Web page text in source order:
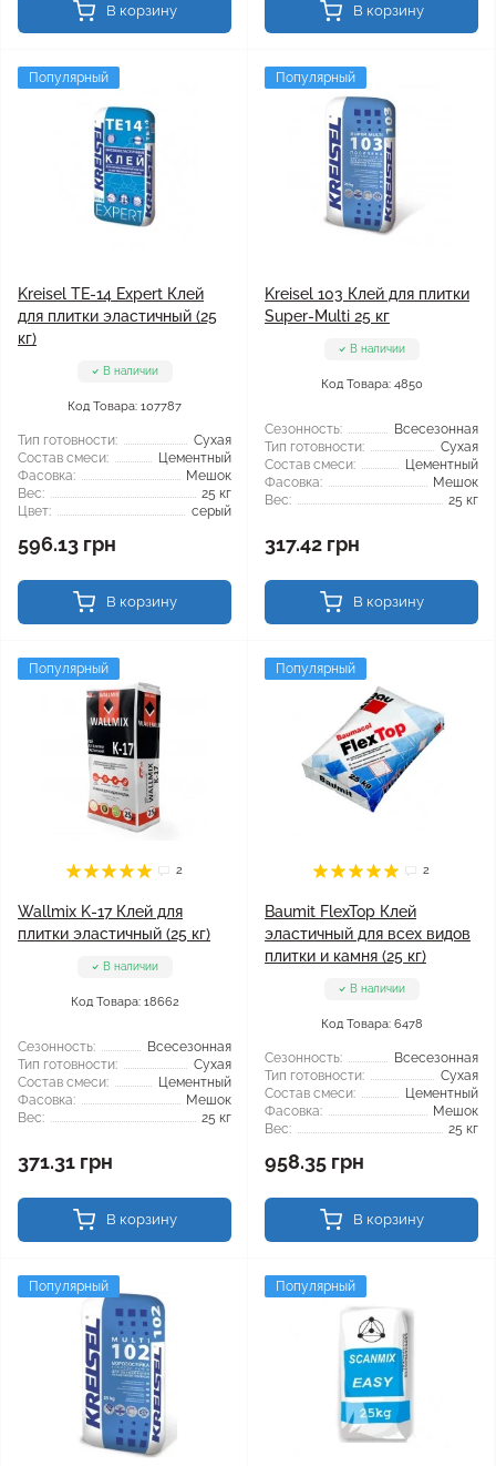
В корзину В корзину
Популярный
Kreisel TE-14 Expert Клей
для плитки эластичный (25
кг)
В наличии
Код Товара: 107787
Тип готовности:
Сухая
Состав смеси:
Цементный
Фасовка:
Мешок
Вес:
25 кг
Цвет:
серый
596.13 грн
В корзину
Популярный
Kreisel 103 Клей для плитки
Super-Multi 25 кг
В наличии
Код Товара: 4850
Сезонность:
Всесезонная
Тип готовности:
Сухая
Состав смеси:
Цементный
Фасовка:
Мешок
Вес:
25 кг
317.42 грн
В корзину
Популярный
2
Wallmix K-17 Клей для
плитки эластичный (25 кг)
В наличии
Код Товара: 18662
Сезонность:
Всесезонная
Тип готовности:
Сухая
Состав смеси:
Цементный
Фасовка:
Мешок
Вес:
25 кг
371.31 грн
В корзину
Популярный
2
Baumit FlexTop Клей
эластичный для всех видов
плитки и камня (25 кг)
В наличии
Код Товара: 6478
Сезонность:
Всесезонная
Тип готовности:
Сухая
Состав смеси:
Цементный
Фасовка:
Мешок
Вес:
25 кг
958.35 грн
В корзину
Популярный Популярный